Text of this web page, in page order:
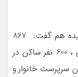
درویشی درباره جزئیات افراد آموزش دیده هم گفت: 867
نفر معتاد بهبود یافته ، 2107 نفر زندانی ، 600 نفر ساکن در
، 412 نفر از زنان سرپرست خانوار و